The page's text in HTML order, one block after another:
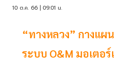
10 ต.ค. 66 | 09:01 น.
“ทางหลวง” กางแผ
ระบบ O&M มอเตอ